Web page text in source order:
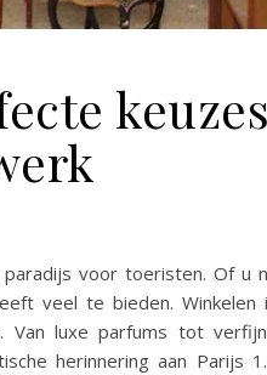
keuzes
voor toeristen. Of u
veel te bieden. Winkelen
Van luxe parfums tot
herinnering aan Parijs